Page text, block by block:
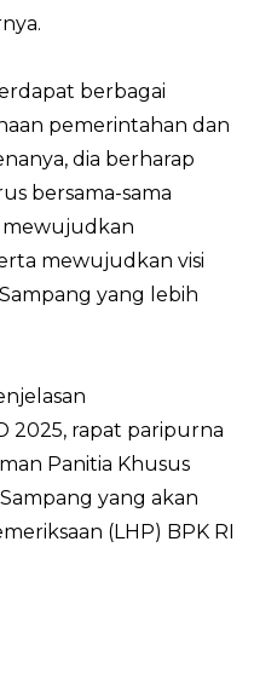
berbagai
pemerintahan dan
dia berharap
bersama-sama
mewujudkan
mewujudkan visi
yang lebih
2025, rapat paripurna
Panitia Khusus
yang akan
(LHP) BPK RI